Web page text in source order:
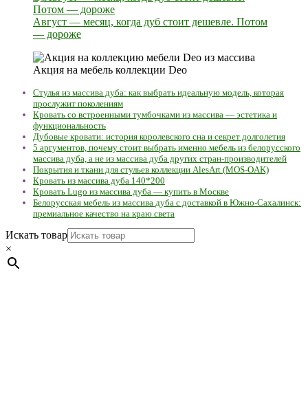
Август — месяц, когда дуб стоит дешевле. Потом
— дороже
Акция на мебель коллекции Deo
Стулья из массива дуба: как выбрать идеальную модель, которая
прослужит поколениям
Кровать со встроенными тумбочками из массива — эстетика и
функциональность
Дубовые кровати: история королевского сна и секрет долголетия
5 аргументов, почему стоит выбрать именно мебель из белорусского
массива дуба, а не из массива дуба других стран-производителей
Покрытия и ткани для стульев коллекции AlesArt (MOS-OAK)
Кровать из массива дуба 140*200
Кровать Lugo из массива дуба — купить в Москве
Белорусская мебель из массива дуба с доставкой в Южно-Сахалинск:
премиальное качество на краю света
Искать товар
×